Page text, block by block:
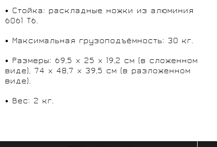
• Стойка: раскладные ножки из алюминия
6061 T6.
• Максимальная грузоподъёмность: 30 кг.
• Размеры: 69,5 x 25 x 19,2 см (в сложенном
виде), 74 x 48,7 x 39,5 см (в разложенном
виде).
• Вес: 2 кг.